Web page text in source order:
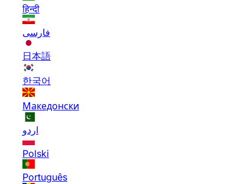
हिन्दी
فارسی
日本語
한국어
Македонски
اردو
Polski
Português